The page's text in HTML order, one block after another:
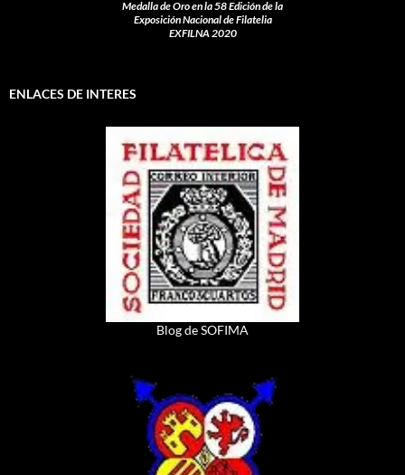
Medalla de Oro en la 58 Edición de la
Exposición Nacional de Filatelia
EXFILNA 2020
ENLACES DE INTERES
Blog de SOFIMA